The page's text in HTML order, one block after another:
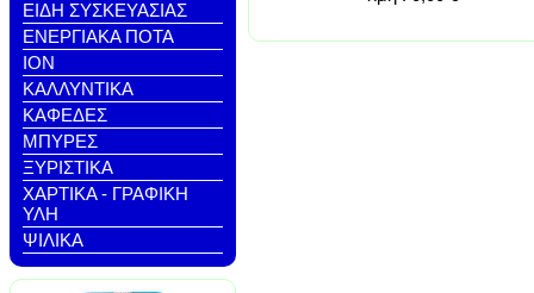
ΕΙΔΗ ΣΥΣΚΕΥΑΣΙΑΣ
ΕΝΕΡΓΙΑΚΑ ΠΟΤΑ
ΙΟΝ
ΚΑΛΛΥΝΤΙΚΑ
ΚΑΦΕΔΕΣ
ΜΠΥΡΕΣ
ΞΥΡΙΣΤΙΚΑ
ΧΑΡΤΙΚΑ - ΓΡΑΦΙΚΗ
ΥΛΗ
ΨΙΛΙΚΑ